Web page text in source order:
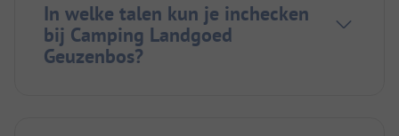
In welke talen kun je inchecken
bij Camping Landgoed
Geuzenbos?